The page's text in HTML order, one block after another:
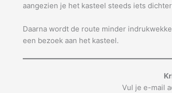
aangezien je het kasteel steeds iets
Daarna wordt de route minder
een bezoek aan het kasteel.
Vul je e-mail